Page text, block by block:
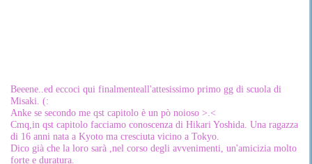
Beeene..ed eccoci qui finalmenteall'attesissimo primo gg di scuola di
Misaki. (:
Anke se secondo me qst capitolo è un pò noioso >.<
Cmq,in qst capitolo facciamo conoscenza di Hikari Yoshida. Una ragazza
di 16 anni nata a Kyoto ma cresciuta vicino a Tokyo.
Dico già che la loro sarà ,nel corso degli avvenimenti, un'amicizia molto
forte e duratura.